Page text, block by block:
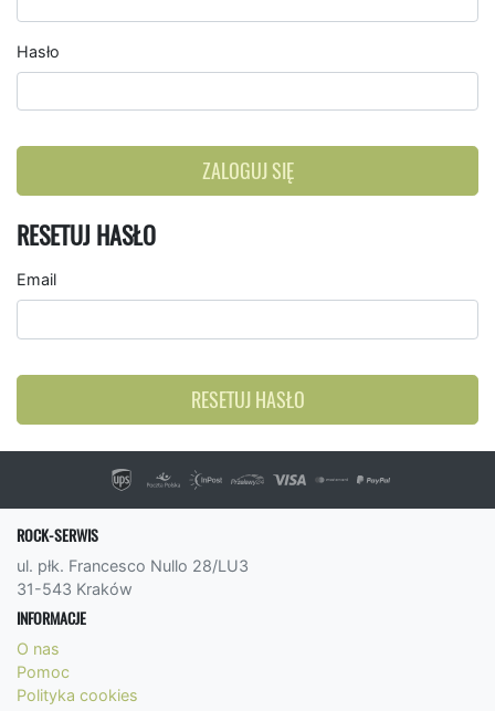
Hasło
ZALOGUJ SIĘ
RESETUJ HASŁO
Email
RESETUJ HASŁO
ROCK-SERWIS
ul. płk. Francesco Nullo 28/LU3
31-543 Kraków
INFORMACJE
O nas
Pomoc
Polityka cookies